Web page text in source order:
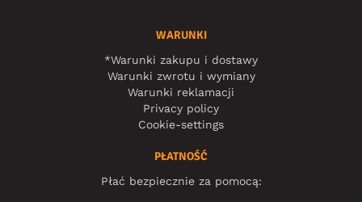
WARUNKI
*Warunki zakupu i dostawy
Warunki zwrotu i wymiany
Warunki reklamacji
Privacy policy
Cookie-settings
PŁATNOŚĆ
Płać bezpiecznie za pomocą: